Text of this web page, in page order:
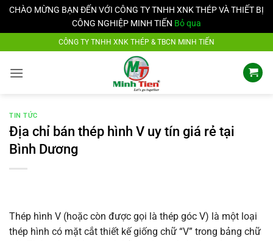
CHÀO MỪNG BẠN ĐẾN VỚI CÔNG TY TNHH XNK THÉP VÀ THIẾT BỊ
CÔNG NGHIỆP MINH TIẾN Bỏ qua
nội
CÔNG TY TNHH XNK THÉP & TBCN MINH TIẾN
TIN TỨC
Địa chỉ bán thép hình V uy tín giá rẻ tại
Bình Dương
Thép hình V (hoặc còn được gọi là thép góc V) là một loại
thép hình có mặt cắt thiết kế giống chữ “V” trong bảng chữ